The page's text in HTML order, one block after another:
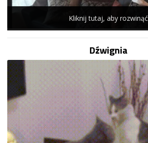
Kliknij tutaj, aby rozwinąć
Dźwignia